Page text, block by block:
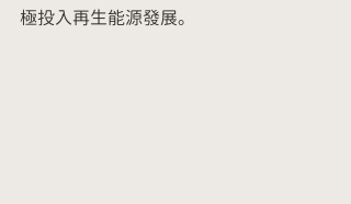
極投入再生能源發展。